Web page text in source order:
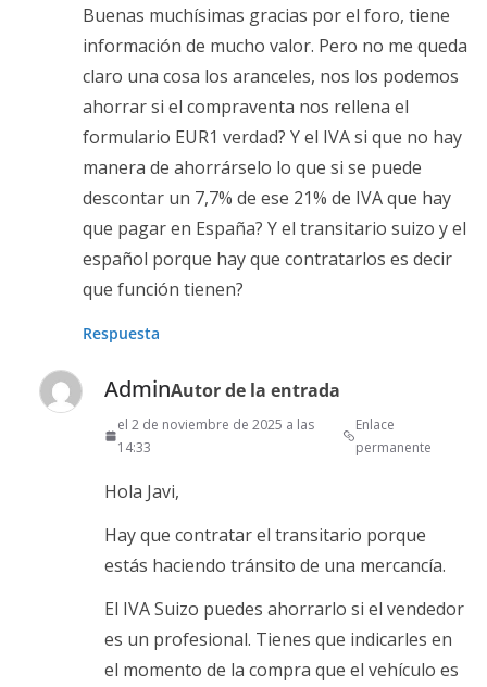
Buenas muchísimas gracias por el foro, tiene
información de mucho valor. Pero no me queda
claro una cosa los aranceles, nos los podemos
ahorrar si el compraventa nos rellena el
formulario EUR1 verdad? Y el IVA si que no hay
manera de ahorrárselo lo que si se puede
descontar un 7,7% de ese 21% de IVA que hay
que pagar en España? Y el transitario suizo y el
español porque hay que contratarlos es decir
que función tienen?
Respuesta
AdminAutor de la entrada
el 2 de noviembre de 2025 a las
14:33
Enlace
permanente
Hola Javi,
Hay que contratar el transitario porque
estás haciendo tránsito de una mercancía.
El IVA Suizo puedes ahorrarlo si el vendedor
es un profesional. Tienes que indicarles en
el momento de la compra que el vehículo es